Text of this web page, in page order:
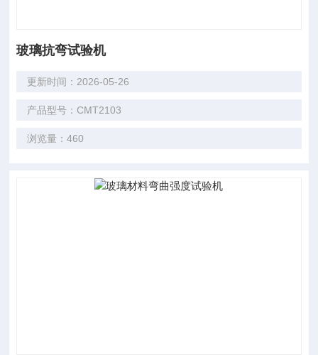
玻璃抗弯试验机
更新时间：2026-05-26
产品型号：CMT2103
浏览量：460